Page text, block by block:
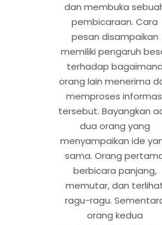
dan membuka
pembicaraan. Cara
pesan disampaikan
memiliki pengaruh
terhadap bagaimana
orang lain menerima
memproses
tersebut. Bayangkan
dua orang yang
menyampaikan ide
sama. Orang
berbicara panjang,
memutar, dan
ragu-ragu.
orang kedua